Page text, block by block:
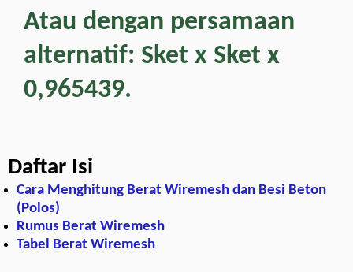
Atau dengan persamaan
alternatif: Sket x Sket x
0,965439.
Daftar Isi
Cara Menghitung Berat Wiremesh dan Besi Beton
(Polos)
Rumus Berat Wiremesh
Tabel Berat Wiremesh